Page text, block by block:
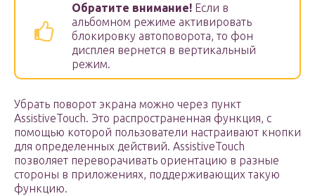
Обратите внимание! Если в
альбомном режиме активировать
блокировку автоповорота, то фон
дисплея вернется в вертикальный
режим.
Убрать поворот экрана можно через пункт
AssistiveTouch. Это распространенная функция, с
помощью которой пользователи настраивают кнопки
для определенных действий. AssistiveTouch
позволяет переворачивать ориентацию в разные
стороны в приложениях, поддерживающих такую
функцию.